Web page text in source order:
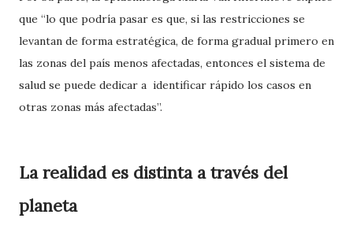
que “lo que podría pasar es que, si las restricciones se
levantan de forma estratégica, de forma gradual primero en
las zonas del país menos afectadas, entonces el sistema de
salud se puede dedicar a identificar rápido los casos en
otras zonas más afectadas”.
La realidad es distinta a través del
planeta